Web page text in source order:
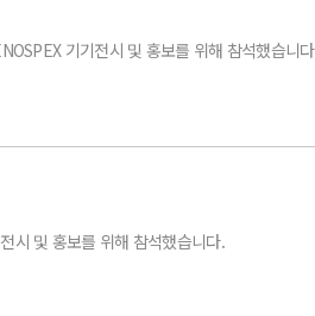
있습니다.
기기전시 및 홍보를 위해 참석했습니
시 및 홍보를 위해 참석했습니다.